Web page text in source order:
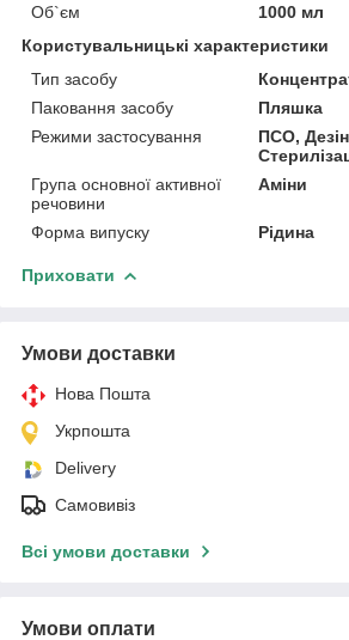
Об`єм
1000 мл
Користувальницькі характеристики
Тип засобу
Паковання засобу
Пляшка
Режими застосування
ПСО,
Група основної активної
речовини
Аміни
Форма випуску Рідина
Приховати
Умови доставки
Нова Пошта
Укрпошта
Delivery
Самовивіз
Всі умови доставки
Умови оплати